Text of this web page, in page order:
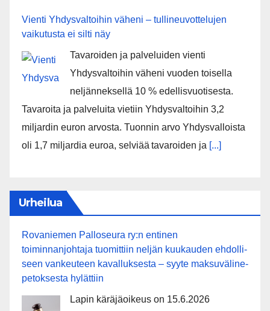
Vienti Yhdysvaltoihin väheni – tullineuvottelujen
vaikutusta ei silti näy
Tavaroiden ja palveluiden vienti
Yhdysvaltoihin väheni vuoden toisella
neljänneksellä 10 % edellisvuotisesta.
Tavaroita ja palveluita vietiin Yhdysvaltoihin 3,2
miljardin euron arvosta. Tuonnin arvo Yhdysvalloista
oli 1,7 miljardia euroa, selviää tavaroiden ja [...]
Urheilua
Rovaniemen Palloseura ry:n entinen
toiminnanjohtaja tuo­mit­tiin neljän kuu­kau­den eh­dol­li­
seen van­keu­teen ka­val­luk­ses­ta – syyte mak­su­vä­li­ne­
pe­tok­ses­ta hy­lät­tiin
Lapin käräjäoikeus on 15.6.2026